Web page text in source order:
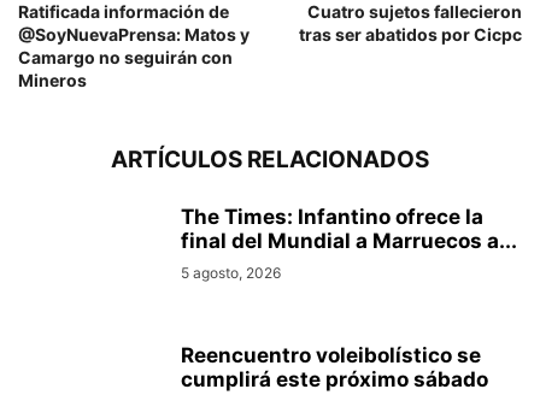
Ratificada información de
@SoyNuevaPrensa: Matos y
Camargo no seguirán con
Mineros
Cuatro sujetos fallecieron
tras ser abatidos por Cicpc
ARTÍCULOS RELACIONADOS
The Times: Infantino ofrece la
final del Mundial a Marruecos a...
5 agosto, 2026
Reencuentro voleibolístico se
cumplirá este próximo sábado